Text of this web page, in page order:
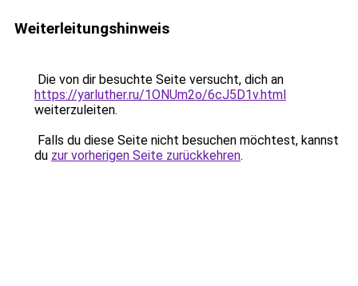
Weiterleitungshinweis
Die von dir besuchte Seite versucht, dich an
https://yarluther.ru/1ONUm2o/6cJ5D1v.html
weiterzuleiten.
Falls du diese Seite nicht besuchen möchtest, kannst
du zur vorherigen Seite zurückkehren.